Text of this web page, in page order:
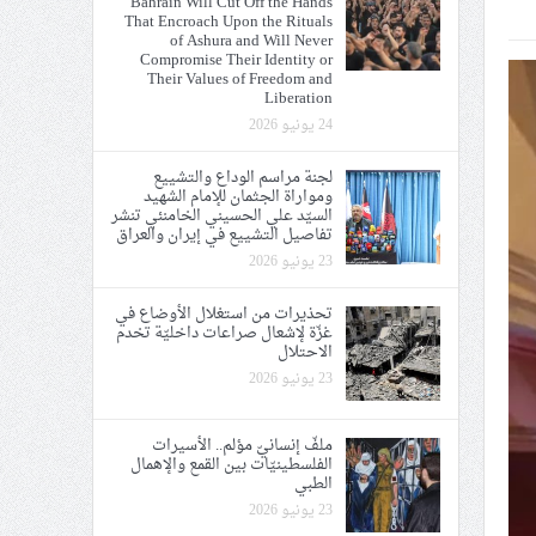
الحريّة والتحرير
الإمام الحسين «ع»
في إيران والعراق
That Encroach Upon the Rituals
of Ashura and Will Never
Compromise Their Identity or
Their Values of Freedom and
Liberation
24 يونيو 2026
لجنة مراسم الوداع والتشييع
ومواراة الجثمان للإمام الشهيد
السيّد علي الحسيني الخامنئي تنشر
تفاصيل التشييع في إيران والعراق
23 يونيو 2026
تحذيرات من استغلال الأوضاع في
غزّة لإشعال صراعات داخليّة تخدم
الاحتلال
23 يونيو 2026
ملفّ إنسانيّ مؤلم.. الأسيرات
الفلسطينيّات بين القمع والإهمال
الطبي
23 يونيو 2026